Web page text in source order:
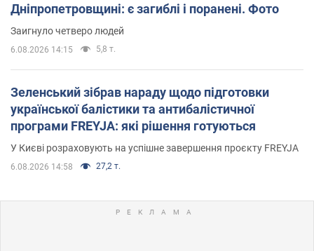
Дніпропетровщині: є загиблі і поранені. Фото
Заигнуло четверо людей
6.08.2026 14:15 5,8 т.
Зеленський зібрав нараду щодо підготовки
української балістики та антибалістичної
програми FREYJA: які рішення готуються
У Києві розраховують на успішне завершення проєкту FREYJA
6.08.2026 14:58 27,2 т.